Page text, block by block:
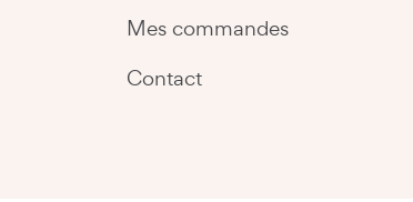
Mes commandes
Contact